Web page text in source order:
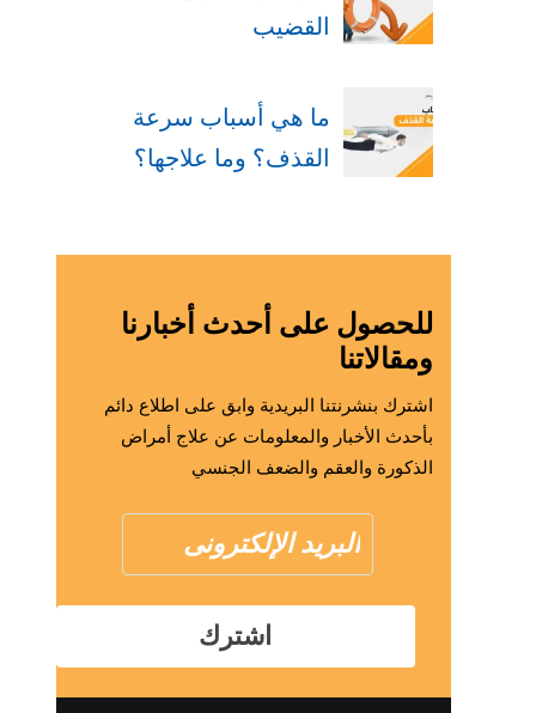
القضيب
ما هي أسباب سرعة
القذف؟ وما علاجها؟
للحصول على أحدث أخبارنا
ومقالاتنا
اشترك بنشرنتنا البريدية وابق على اطلاع دائم
بأحدث الأخبار والمعلومات عن علاج أمراض
الذكورة والعقم والضعف الجنسي